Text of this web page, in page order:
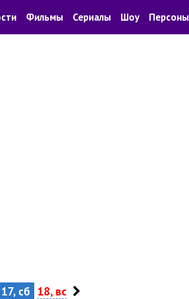
Фильмы Сериалы Шоу Персоны
17, сб 18, вс